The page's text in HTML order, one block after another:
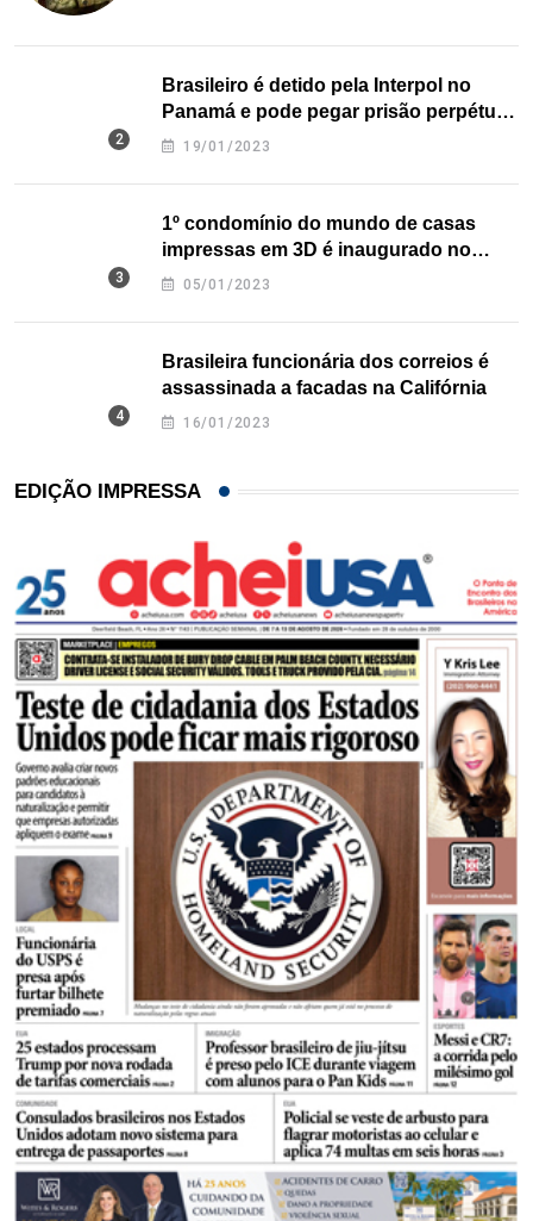
Brasileiro é detido pela Interpol no
Panamá e pode pegar prisão perpétua
nos EUA
19/01/2023
1º condomínio do mundo de casas
impressas em 3D é inaugurado no
Texas
05/01/2023
Brasileira funcionária dos correios é
assassinada a facadas na Califórnia
16/01/2023
EDIÇÃO IMPRESSA